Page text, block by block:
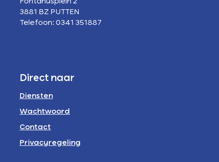
3881 BZ PUTTEN
Telefoon: 0341 351887
Direct naar
Diensten
Wachtwoord
Contact
Privacyregeling